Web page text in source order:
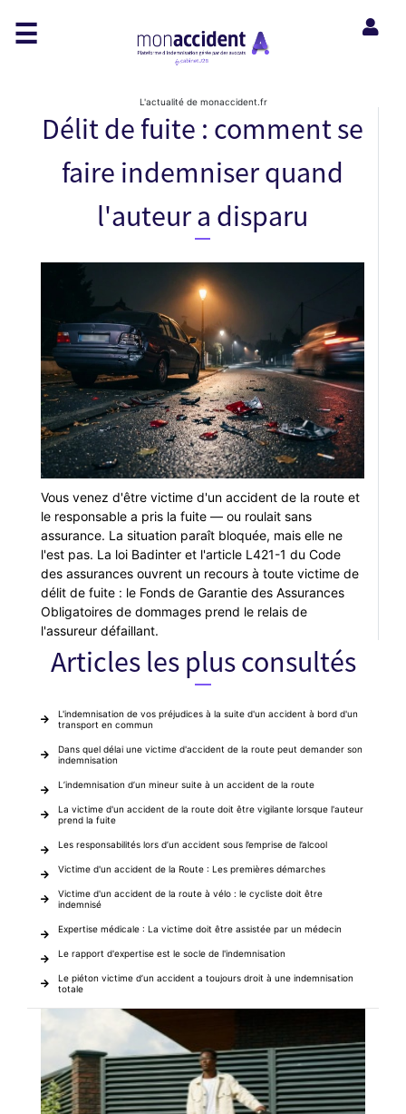
☰
L'actualité de monaccident.fr
Délit de fuite : comment se
faire indemniser quand
l'auteur a disparu
Vous venez d'être victime d'un accident de la route et
le responsable a pris la fuite — ou roulait sans
assurance. La situation paraît bloquée, mais elle ne
l'est pas. La loi Badinter et l'article L421-1 du Code
des assurances ouvrent un recours à toute victime de
délit de fuite : le Fonds de Garantie des Assurances
Obligatoires de dommages prend le relais de
l'assureur défaillant.
Articles les plus consultés
L'indemnisation de vos préjudices à la suite d'un accident à bord d'un
transport en commun
Dans quel délai une victime d'accident de la route peut demander son
indemnisation
L’indemnisation d’un mineur suite à un accident de la route
La victime d'un accident de la route doit être vigilante lorsque l'auteur
prend la fuite
Les responsabilités lors d’un accident sous l’emprise de l’alcool
Victime d'un accident de la Route : Les premières démarches
Victime d'un accident de la route à vélo : le cycliste doit être
indemnisé
Expertise médicale : La victime doit être assistée par un médecin
Le rapport d'expertise est le socle de l'indemnisation
Le piéton victime d’un accident a toujours droit à une indemnisation
totale